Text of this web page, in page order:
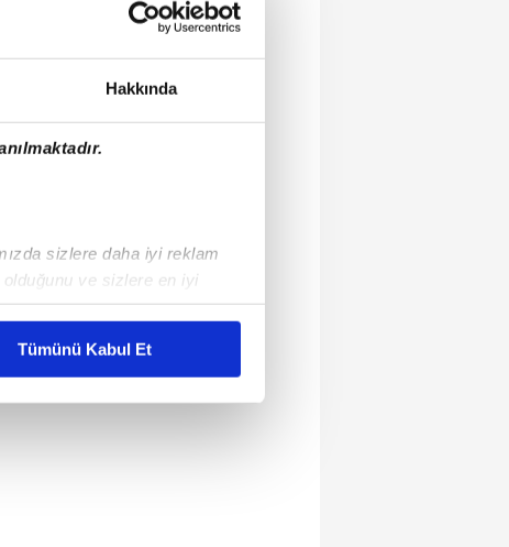
Hakkında
sizlere daha iyi reklam
ve sizlere en iyi
karşılamak
ve sizlere yönelik
Tümünü Kabul Et